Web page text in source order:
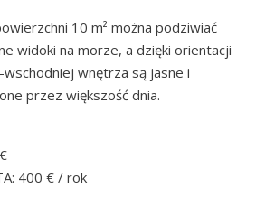
10 m² można podziwiać
widoki na morze, a dzięki orientacji
wschodniej wnętrza są jasne i
przez większość dnia.
400 € / rok